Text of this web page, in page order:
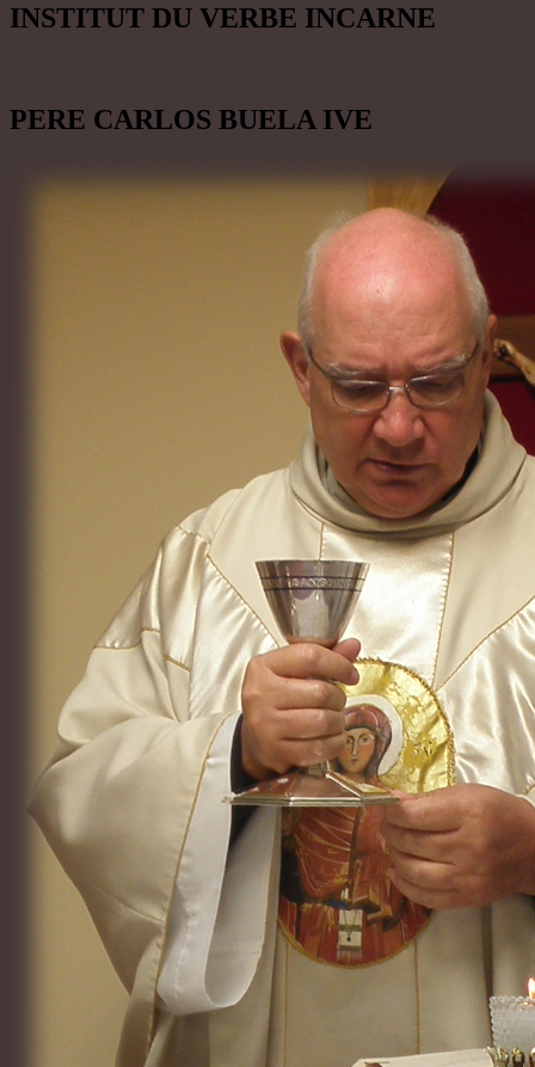
INSTITUT DU VERBE INCARNE
PERE CARLOS BUELA IVE